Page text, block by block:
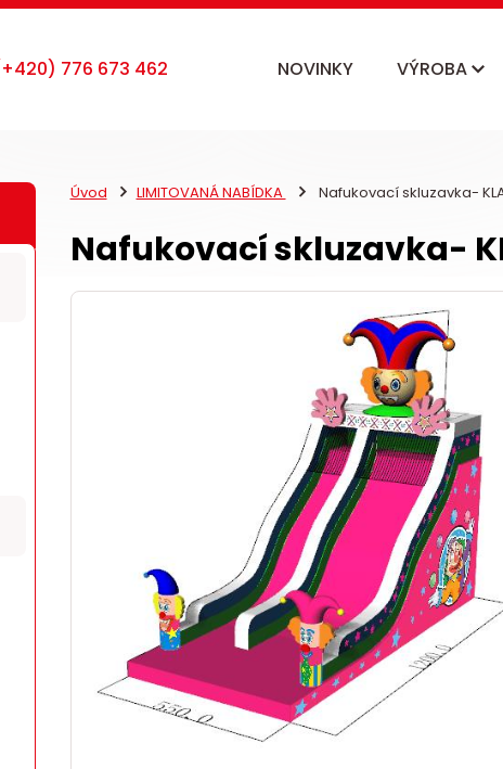
NOVINKY VÝROBA
Úvod LIMITOVANÁ NABÍDKA Nafukovací skluzavka-
Nafukovací skluzavka-